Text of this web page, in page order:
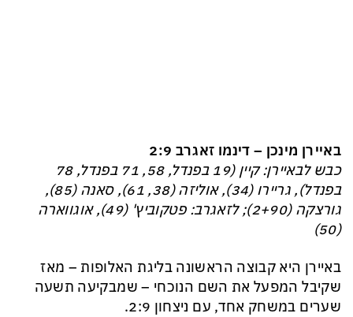
באיירן מינכן – דינמו זאגרב 2:9
כבש לבאיירן: קיין (19 בפנדל, 58, 71 בפנדל, 78
בפנדל), גריירו (34), אוליזה (38, 61), סאנה (85),
גורצקה (2+90); לזאגרב: פטקוביץ' (49), אוגווארה
(50)
באיירן היא קבוצה הראשונה בליגת האלופות – מאז
שקיבל המפעל את השם הנוכחי – שמבקיעה תשעה
שערים במשחק אחד, עם ניצחון 2:9.